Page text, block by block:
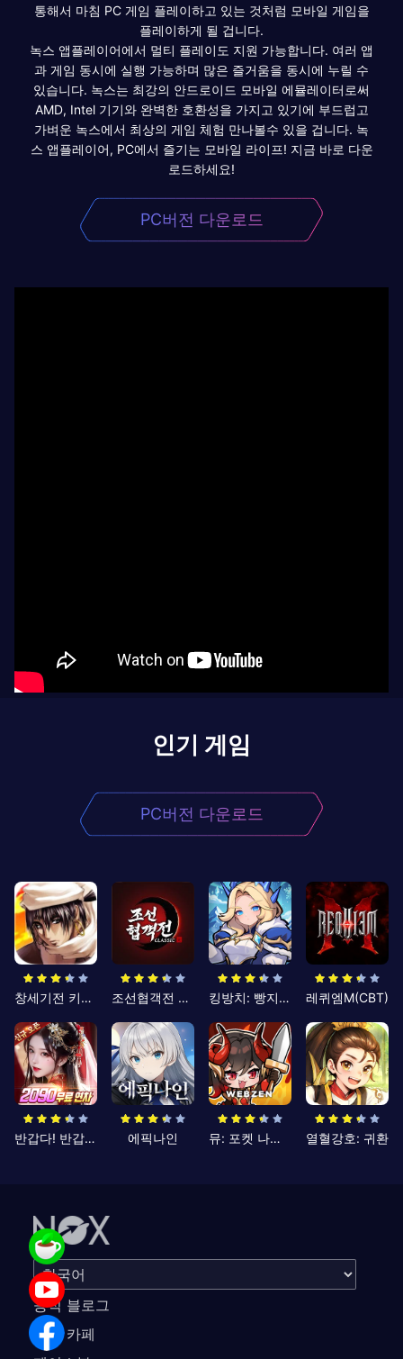
통해서 마침 PC 게임 플레이하고 있는 것처럼 모바일 게임을
플레이하게 될 겁니다.
녹스 앱플레이어에서 멀티 플레이도 지원 가능합니다. 여러 앱
과 게임 동시에 실행 가능하며 많은 즐거움을 동시에 누릴 수
있습니다. 녹스는 최강의 안드로이드 모바일 에뮬레이터로써
AMD, Intel 기기와 완벽한 호환성을 가지고 있기에 부드럽고
가벼운 녹스에서 최상의 게임 체험 만나볼수 있을 겁니다. 녹
스 앱플레이어, PC에서 즐기는 모바일 라이프! 지금 바로 다운
로드하세요!
PC버전 다운로드
인기 게임
PC버전 다운로드
창세기전 키우기 조선협객전 클래식 킹방치: 빵지의 제왕 레퀴엠M(CBT)
반갑다! 반갑삼국지 에픽나인 뮤: 포켓 나이츠 열혈강호: 귀환
공식 블로그
공식 카페